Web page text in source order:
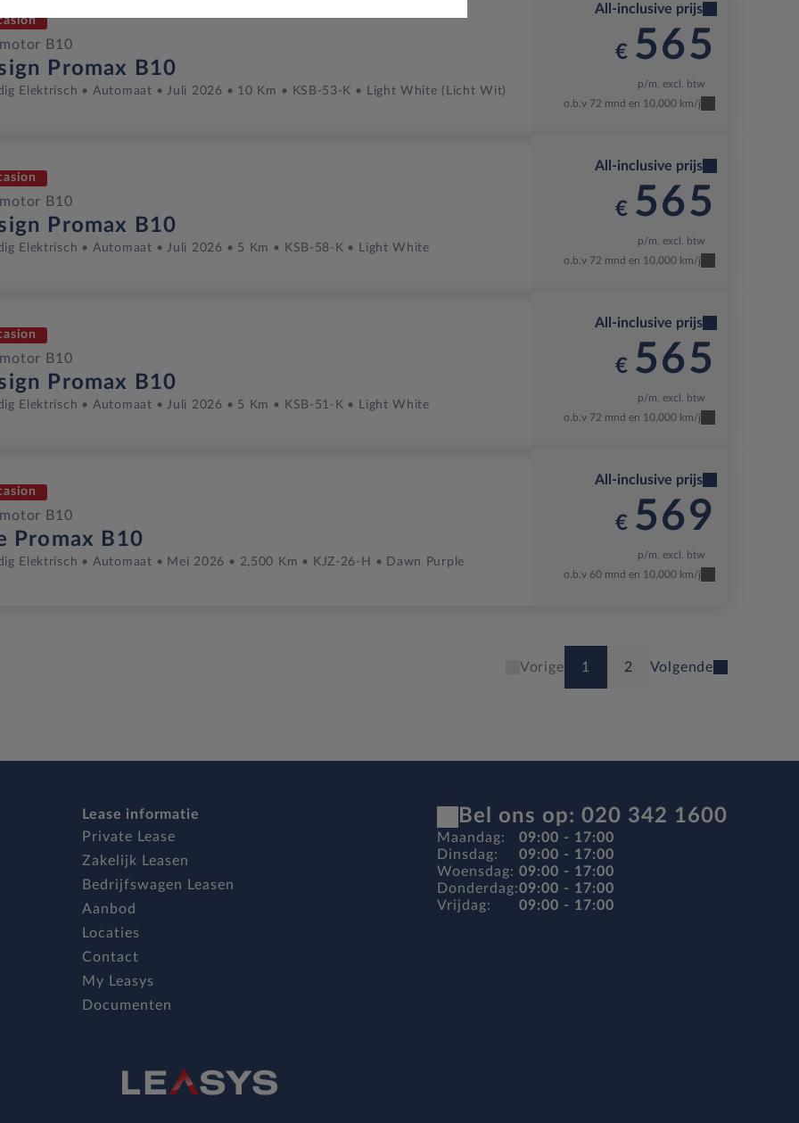
B10
Promax B10
Elektrisch Automaat Juli 2026 10 Km KSB-53-K Light White (licht Wit)
All-inclusive prijs
€ 565
p/m. excl. btw
o.b.v 72 mnd en 10,000 km/j
B10
Promax B10
Elektrisch Automaat Juli 2026 5 Km KSB-58-K Light White
All-inclusive prijs
€ 565
p/m. excl. btw
o.b.v 72 mnd en 10,000 km/j
B10
Promax B10
Elektrisch Automaat Juli 2026 5 Km KSB-51-K Light White
All-inclusive prijs
€ 565
p/m. excl. btw
o.b.v 72 mnd en 10,000 km/j
B10
Promax B10
Elektrisch Automaat Mei 2026 2,500 Km KJZ-26-H Dawn Purple
All-inclusive prijs
€ 569
p/m. excl. btw
o.b.v 60 mnd en 10,000 km/j
Vorige 1 2 Volgende
Lease informatie
Private Lease
Zakelijk Leasen
Bedrijfswagen Leasen
Aanbod
Locaties
Contact
My Leasys
Documenten
Bel ons op: 020 342 1600
Maandag:
Dinsdag:
Woensdag:
Donderdag:
Vrijdag:
09:00 - 17:00
09:00 - 17:00
09:00 - 17:00
09:00 - 17:00
09:00 - 17:00